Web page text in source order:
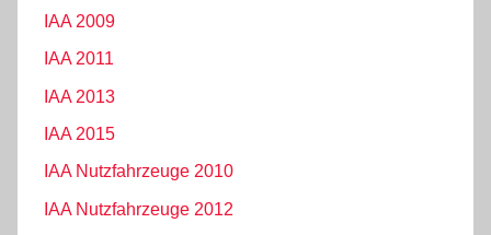
IAA 2009
IAA 2011
IAA 2013
IAA 2015
IAA Nutzfahrzeuge 2010
IAA Nutzfahrzeuge 2012